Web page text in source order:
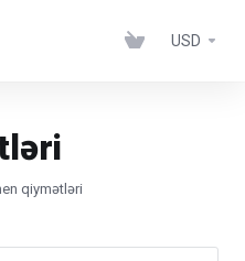
USD
qiymətləri